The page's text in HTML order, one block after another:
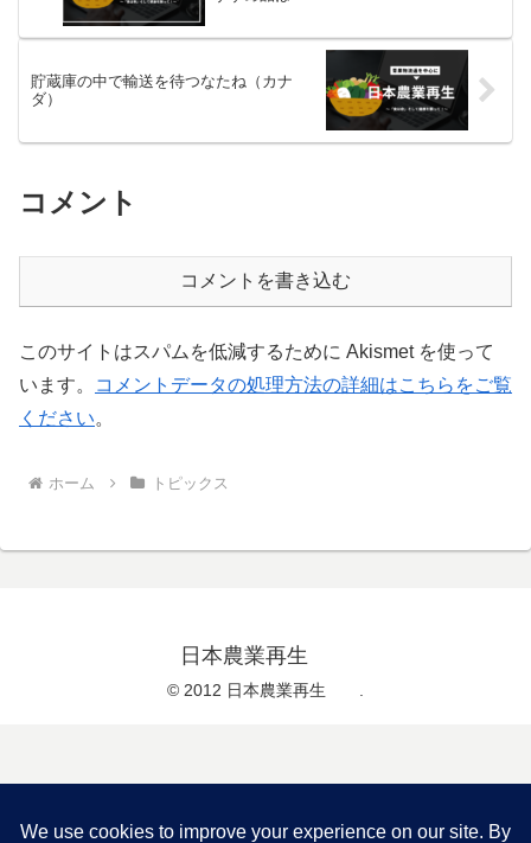
貯蔵庫の中で輸送を待つなたね（カナ
ダ）
コメント
コメントを書き込む
このサイトはスパムを低減するために Akismet を使って
います。
コメントデータの処理方法の詳細はこちらをご覧
ください。
ホーム トピックス
日本農業再生
© 2012 日本農業再生 .